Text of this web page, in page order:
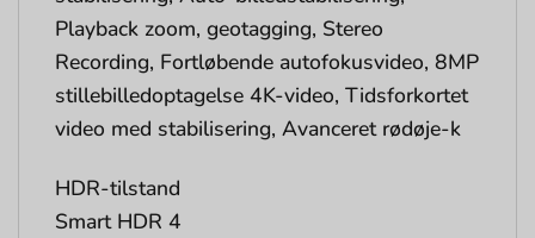
Playback zoom, geotagging, Stereo
Recording, Fortløbende autofokusvideo, 8MP
stillebilledoptagelse 4K-video, Tidsforkortet
video med stabilisering, Avanceret rødøje-k
HDR-tilstand
Smart HDR 4